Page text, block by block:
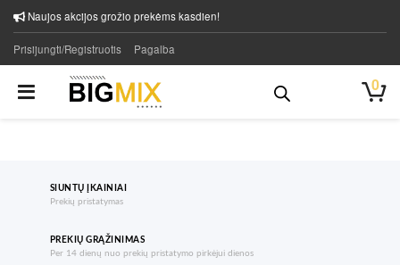
Naujos akcijos grožio prekėms kasdien!
Prisijungti/Registruotis Pagalba
0
SIUNTŲ ĮKAINIAI
Prekių pristatymas
PREKIŲ GRĄŽINIMAS
Per 14 dienų nuo prekių pristatymo pirkėjui dienos